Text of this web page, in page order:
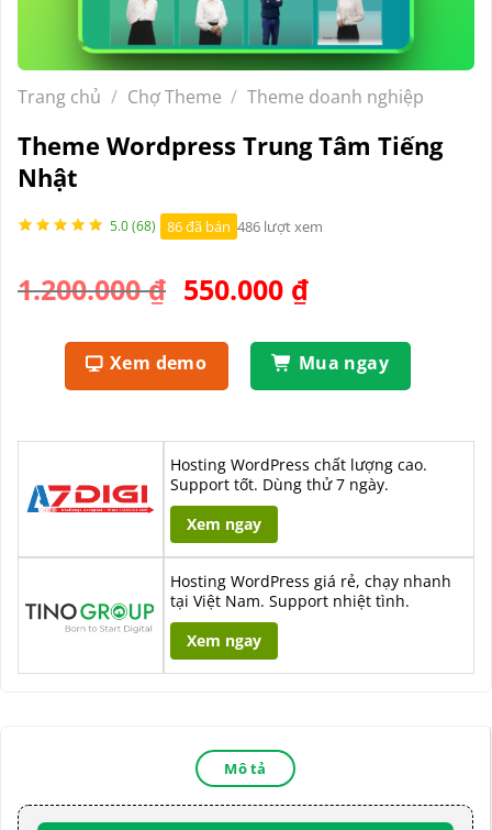
Trang chủ / Chợ Theme / Theme doanh nghiệp
Theme Wordpress Trung Tâm Tiếng
Nhật
5.0 (68) 86 đã bán 486 lượt xem
1.200.000₫ Giá
là:
1.200.000 ₫.
550.000 ₫Giá
tại
là:
Xem demo Mua ngay
Hosting WordPress chất lượng cao.
Support tốt. Dùng thử 7 ngày.
Xem ngay
Hosting WordPress giá rẻ, chạy nhanh
tại Việt Nam. Support nhiệt tình.
Xem ngay
Mô tả